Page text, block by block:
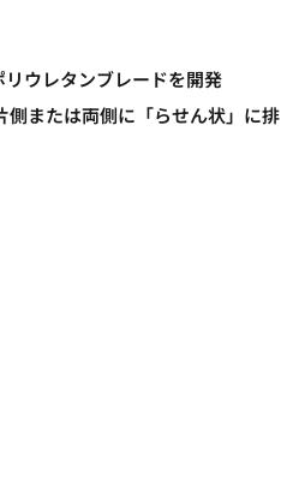
ウレタンブレードを開発
または両側に「らせん状」に排